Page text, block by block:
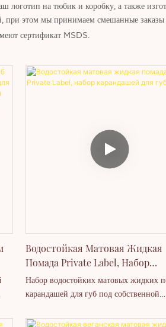
на тюбик и коробку, а также
при этом мы принимаем смешанные
сертификат MSDS.
Водостойкая Матовая Жидкая
Помада Private Label, Набор
Карандашей Для Губ
Набор водостойких матовых жидких
карандашей для губ под собственной
безопасная упаковка, каждый предмет